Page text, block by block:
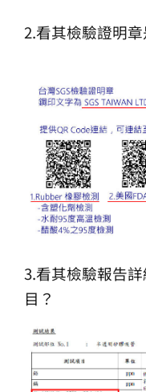
2.看其檢驗證明章
3.看其檢驗報告
目？